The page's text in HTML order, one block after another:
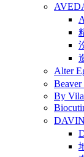
Alter
By